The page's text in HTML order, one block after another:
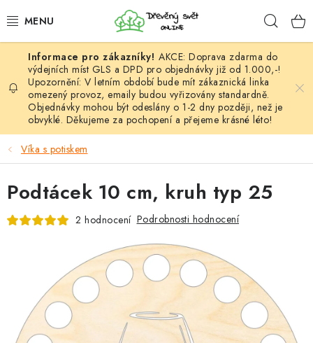
na
HÁČKOVÁNÍ
VYPLÉTÁNÍ
PŘÍZE
GALANTERIE A LÁTKY
DÁRKY
AKCE: Doprava zdarma do
výdejních míst GLS a DPD pro objednávky již od 1.000,-!
Upozornění: V letním období bude mít zákaznická linka
omezený provoz, emaily budou vyřizovány standardně.
Objednávky mohou být odeslány o 1-2 dny později, než je
obvyklé. Děkujeme za pochopení a přejeme krásné léto!
Víka s potiskem
Podtácek 10 cm, kruh typ 25
2 hodnocení Podrobnosti hodnocení